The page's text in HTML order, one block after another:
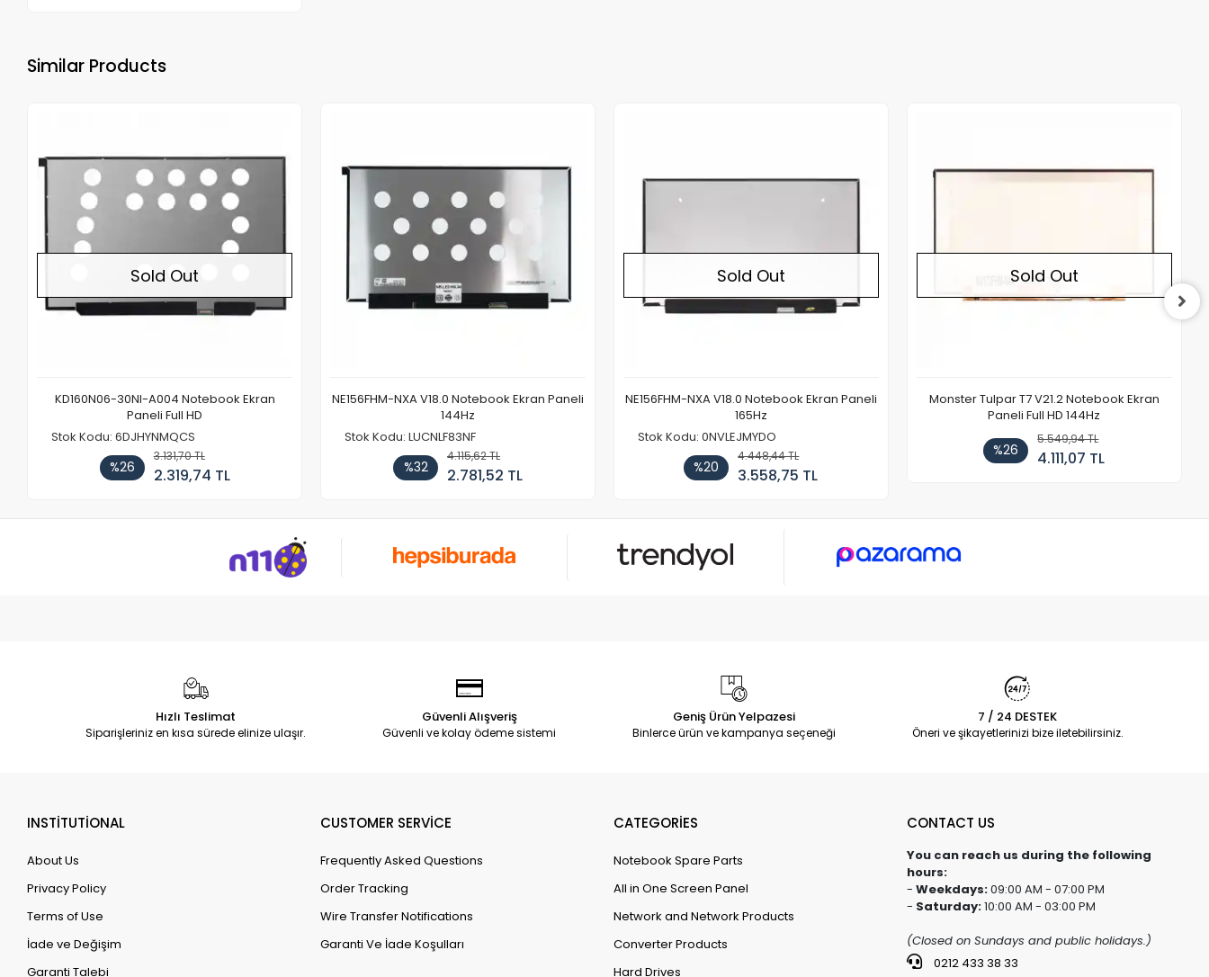
Similar Products
Sold Out
KD160N06-30NI-A004 Notebook Ekran
Paneli Full HD
Stok Kodu: 6DJHYNMQCS
%26
3.131,70 TL
2.319,74 TL
NE156FHM-NXA V18.0 Notebook Ekran Paneli
144Hz
Stok Kodu: LUCNLF83NF
%32
4.115,62 TL
2.781,52 TL
Sold Out
NE156FHM-NXA V18.0 Notebook Ekran Paneli
165Hz
Stok Kodu: 0NVLEJMYDO
%20
4.448,44 TL
3.558,75 TL
Sold Out
Monster Tulpar T7 V21.2 Notebook Ekran
Paneli Full HD 144Hz
%26
5.549,94 TL
4.111,07 TL
Hızlı Teslimat
Siparişleriniz en kısa sürede elinize ulaşır.
Güvenli Alışveriş
Güvenli ve kolay ödeme sistemi
Geniş Ürün Yelpazesi
Binlerce ürün ve kampanya seçeneği
7 / 24 DESTEK
Öneri ve şikayetlerinizi bize iletebilirsiniz.
INSTİTUTİONAL
About Us
Privacy Policy
Terms of Use
İade ve Değişim
Garanti Talebi
CUSTOMER SERVİCE
Frequently Asked Questions
Order Tracking
Wire Transfer Notifications
Garanti Ve İade Koşulları
CATEGORİES
Notebook Spare Parts
All in One Screen Panel
Network and Network Products
Converter Products
Hard Drives
CONTACT US
You can reach us during the following
hours:
- Weekdays:09:00 AM - 07:00 PM
- Saturday:10:00 AM - 03:00 PM
(Closed on Sundays and public holidays.)
0212 433 38 33